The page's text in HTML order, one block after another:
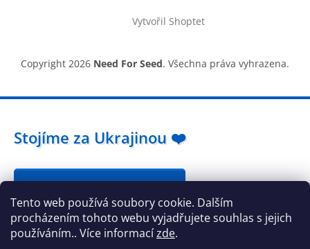
Tento web používá soubory cookie. Dalším
procházením tohoto webu vyjadřujete souhlas s jejich
používáním.. Více informacízde.
Vytvořil Shoptet
Copyright 2026 Need For Seed. Všechna práva vyhrazena.
Stojíme za Ukrajinou ❤️